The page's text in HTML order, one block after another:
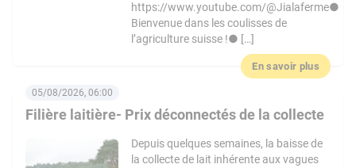
https://www.youtube.com/@Jialaferme●
Bienvenue dans les coulisses de
l’agriculture suisse !● […]
En savoir plus
Filière laitière- Prix déconnectés de la collecte
05/08/2026, 06:00
Depuis quelques semaines, la baisse de
la collecte de lait inhérente aux vagues